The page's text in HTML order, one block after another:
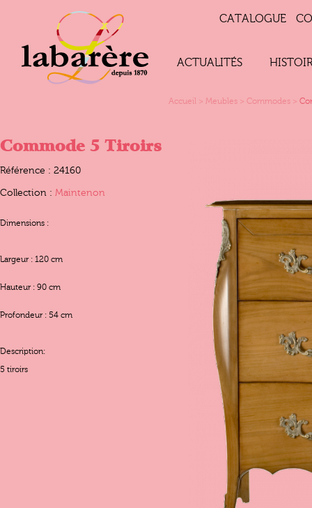
CATALOGUE
ACTUALITÉS
Accueil > Meubles > Commodes >
Commode 5 Tiroirs
Référence : 24160
Collection : Maintenon
Dimensions :
Largeur : 120 cm
Hauteur : 90 cm
Profondeur : 54 cm
Description:
5 tiroirs